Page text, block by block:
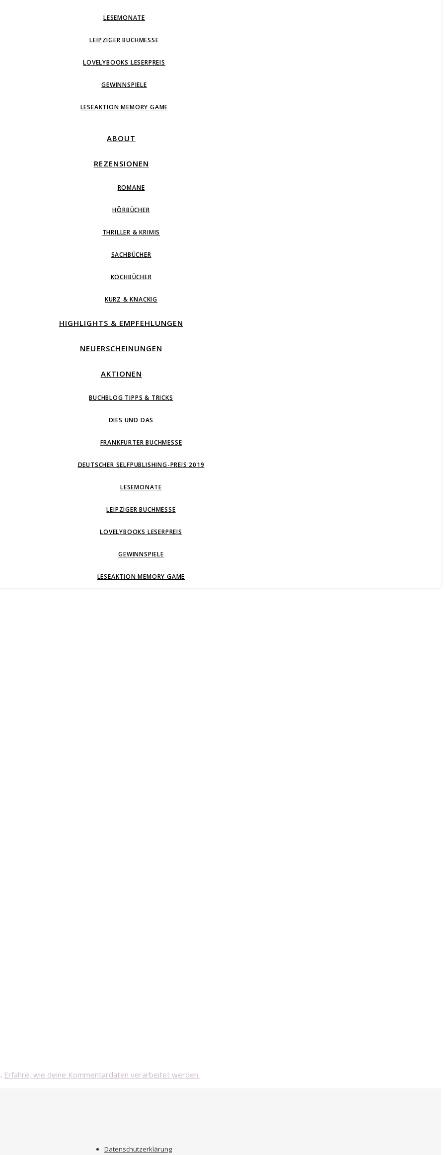
LESEMONATE
LEIPZIGER BUCHMESSE
LOVELYBOOKS LESERPREIS
GEWINNSPIELE
LESEAKTION MEMORY GAME
ABOUT
REZENSIONEN
ROMANE
HÖRBÜCHER
THRILLER & KRIMIS
SACHBÜCHER
KOCHBÜCHER
KURZ & KNACKIG
HIGHLIGHTS & EMPFEHLUNGEN
NEUERSCHEINUNGEN
AKTIONEN
BUCHBLOG TIPPS & TRICKS
DIES UND DAS
FRANKFURTER BUCHMESSE
DEUTSCHER SELFPUBLISHING-PREIS 2019
LESEMONATE
LEIPZIGER BUCHMESSE
LOVELYBOOKS LESERPREIS
GEWINNSPIELE
LESEAKTION MEMORY GAME
Erfahre, wie deine Kommentardaten verarbeitet werden.
Datenschutzerklärung